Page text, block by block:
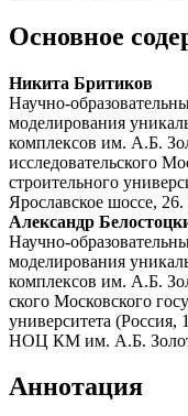
Основное
Никита Бритиков
Научно-
моделирования
комплексов им. А.Б.
исследовательского
строительного
Ярославское шоссе,
Александр
Научно-
моделирования
комплексов им. А.Б.
ского Московского
университета (Россия,
НОЦ КМ им. А.Б.
Аннотация